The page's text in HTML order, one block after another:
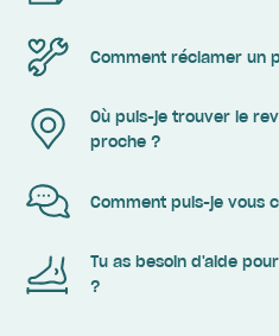
Comment réclamer un
Où puis-je trouver le
proche ?
Comment puis-je vous
Tu as besoin d'aide
?